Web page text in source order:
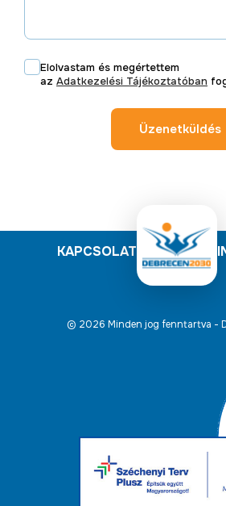
Elolvastam és megértettem
az Adatkezelési Tájékoztatóban
Üzenetküldés
KAPCSOLAT
© 2026 Minden jog fenntartva -